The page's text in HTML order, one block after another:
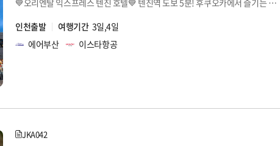
💙오리엔탈 익스프레스 텐진 호텔💙 텐진역 도보 5분! 후쿠오카에서 즐기는 다양한 먹거리 OR 쇼핑
인천출발
여행기간 3일,4일
에어부산
이스타항공
JKA042